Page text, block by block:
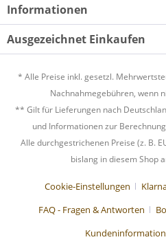
Informationen
Ausgezeichnet Einkaufen
* Alle Preise inkl. gesetzl.
Nachnahmegebühren, wenn
** Gilt für Lieferungen nach
und Informationen zur
Alle durchgestrichenen Preise (z. B.
bislang in diesem Shop
Cookie-Einstellungen
FAQ - Fragen & Antworten